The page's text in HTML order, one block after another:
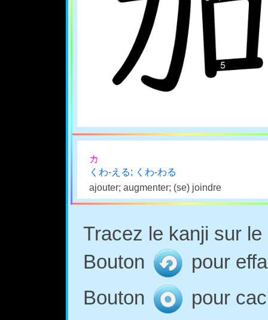
カ
くわ-える; くわ-わる
ajouter; augmenter; (se) joindre
Tracez le kanji sur
Bouton
pour
Bouton
pour